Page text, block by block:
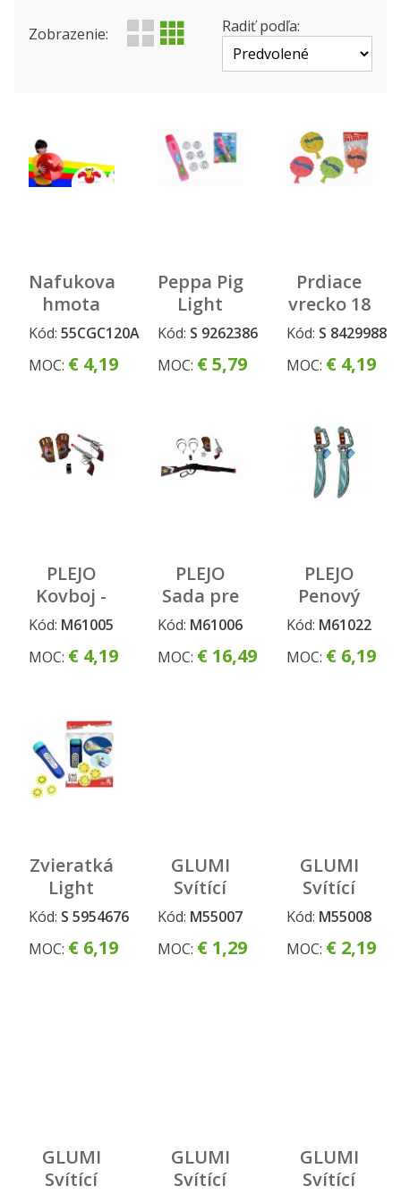
Zobrazenie: Radiť podľa:
Nafukovacia
hmota
Crystal
Kód: 55CGC120A
MOC: € 4,19
Peppa Pig
Light
projektor
Kód: S 9262386
MOC: € 5,79
Prdiace
vrecko 18
cm, 4
Kód: S 8429988
MOC: € 4,19
PLEJO
Kovboj -
kolty
Kód: M61005
MOC: € 4,19
PLEJO
Sada pre
kovboje
Kód: M61006
MOC: € 16,49
PLEJO
Penový
meč -
Kód: M61022
MOC: € 6,19
Zvieratká
Light
projektor
Kód: S 5954676
MOC: € 6,19
GLUMI
Svítící
náramek
Kód: M55007
MOC: € 1,29
GLUMI
Svítící
hůlka
Kód: M55008
MOC: € 2,19
GLUMI
Svítící
GLUMI
Svítící
GLUMI
Svítící